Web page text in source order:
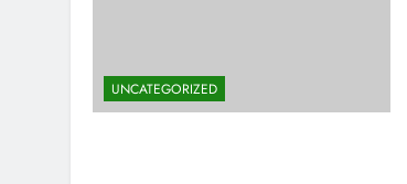
UNCATEGORIZED